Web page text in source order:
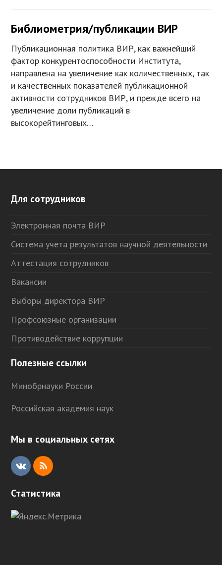
Библиометрия/публикации ВИР
Публикационная политика ВИР, как важнейший
фактор конкурентоспособности Института,
направлена на увеличение как количественных, так
и качественных показателей публикационной
активности сотрудников ВИР, и прежде всего на
увеличение доли публикаций в
высокорейтинговых…
Для сотрудников
Электронная почта ВИР
Система учета результатов научной деятельности
Аттестация сотрудников
Вакансии
Выборы директора ВИР
Профсоюзные организации
Противодействие коррупции
Полезные ссылки
Минобрнауки России
Российская академия наук
Мы в социальных сетях
V
R
Статистика